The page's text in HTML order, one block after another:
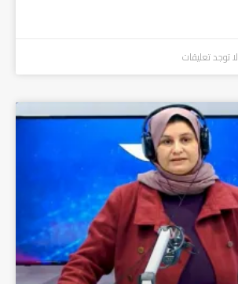
لا توجد تعليقات